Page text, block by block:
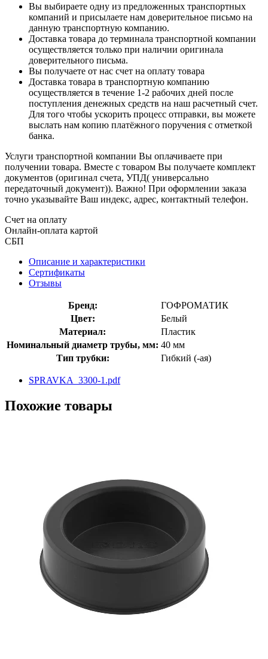
Вы выбираете одну из предложенных транспортных
компаний и присылаете нам доверительное письмо на
данную транспортную компанию.
Доставка товара до терминала транспортной компании
осуществляется только при наличии оригинала
доверительного письма.
Вы получаете от нас счет на оплату товара
Доставка товара в транспортную компанию
осуществляется в течение 1-2 рабочих дней после
поступления денежных средств на наш расчетный счет.
Для того чтобы ускорить процесс отправки, вы можете
выслать нам копию платёжного поручения с отметкой
банка.
Услуги транспортной компании Вы оплачиваете при
получении товара. Вместе с товаром Вы получаете комплект
документов (оригинал счета, УПД( универсально
передаточный документ)). Важно! При оформлении заказа
точно указывайте Ваш индекс, адрес, контактный телефон.
Счет на оплату
Онлайн-оплата картой
СБП
Описание и характеристики
Сертификаты
Отзывы
Бренд:
ГОФРОМАТИК
Цвет:
Белый
Материал:
Пластик
Номинальный диаметр трубы, мм: 40 мм
Тип трубки:
Гибкий (-ая)
SPRAVKA_3300-1.pdf
Похожие товары